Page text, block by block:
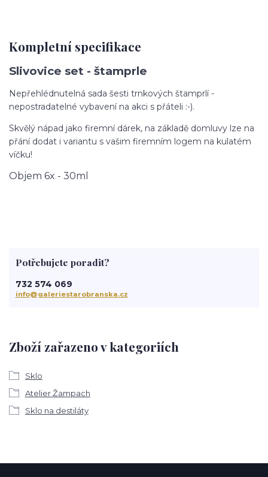
Kompletní specifikace
Slivovice set - štamprle
Nepřehlédnutelná sada šesti trnkových štamprlí -
nepostradatelné vybavení na akci s přáteli :-).
Skvělý nápad jako firemní dárek, na základě domluvy lze na
přání dodat i variantu s vašim firemním logem na kulatém
víčku!
Objem 6x - 30ml
Zboží zařazeno v kategoriích
Sklo
Atelier Žampach
Sklo na destiláty
Potřebujete poradit?
732 574 069
info@galeriestarobranska.cz